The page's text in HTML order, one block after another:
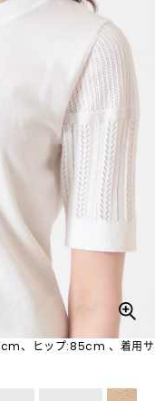
、ヒップ:85cm 、着用サ